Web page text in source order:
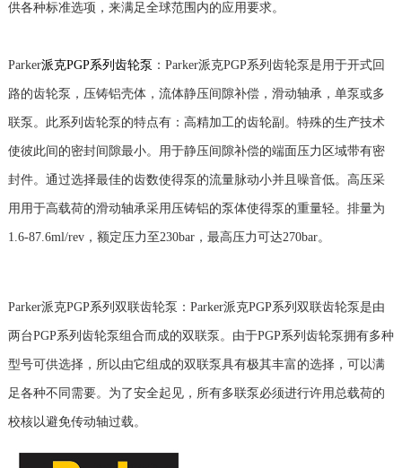
供各种标准选项，来满足全球范围内的应用要求。
Parker派克PGP系列齿轮泵 ：Parker派克PGP系列齿轮泵是用于开式回
路的齿轮泵，压铸铝壳体，流体静压间隙补偿，滑动轴承，单泵或多
联泵。此系列齿轮泵的特点有：高精加工的齿轮副。特殊的生产技术
使彼此间的密封间隙最小。用于静压间隙补偿的端面压力区域带有密
封件。通过选择最佳的齿数使得泵的流量脉动小并且噪音低。高压采
用用于高载荷的滑动轴承采用压铸铝的泵体使得泵的重量轻。排量为
1.6-87.6ml/rev，额定压力至230bar，最高压力可达270bar。
Parker派克PGP系列双联齿轮泵：Parker派克PGP系列双联齿轮泵是由
两台PGP系列齿轮泵组合而成的双联泵。由于PGP系列齿轮泵拥有多种
型号可供选择，所以由它组成的双联泵具有极其丰富的选择，可以满
足各种不同需要。为了安全起见，所有多联泵必须进行许用总载荷的
校核以避免传动轴过载。